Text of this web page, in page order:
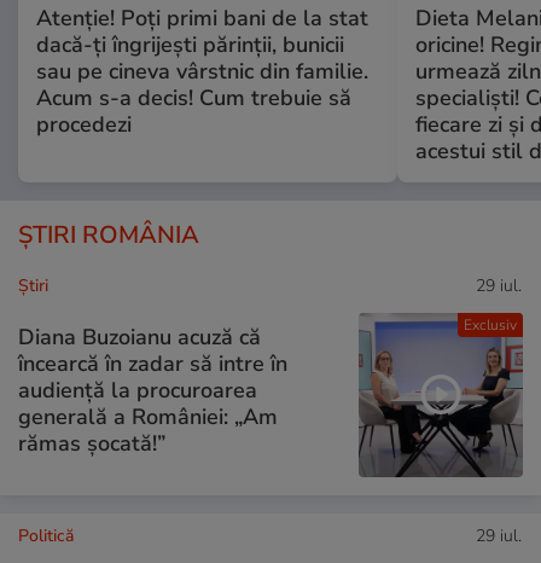
Atenție! Poți primi bani de la stat
dacă-ți îngrijești părinții, bunicii
sau pe cineva vârstnic din familie.
Acum s-a decis! Cum trebuie să
procedezi
Dieta
oricine!
urmează
specialiști!
fiecare zi și
acestui stil
ȘTIRI ROMÂNIA
Exclusiv
Ştiri 29 iul.
Diana Buzoianu acuză că
încearcă în zadar să intre în
audiență la procuroarea
generală a României: „Am
rămas șocată!”
Politică 29 iul.